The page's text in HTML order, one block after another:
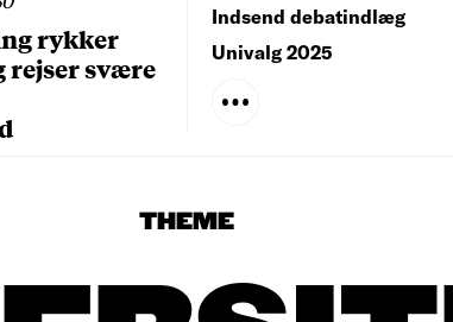
rykker
rejser svære
Indsend debatindlæg
Univalg 2025
THEME